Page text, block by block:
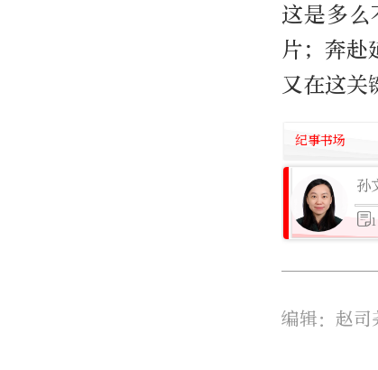
这是多
片；奔赴
又在这关
纪事书场
孙
编辑：赵司